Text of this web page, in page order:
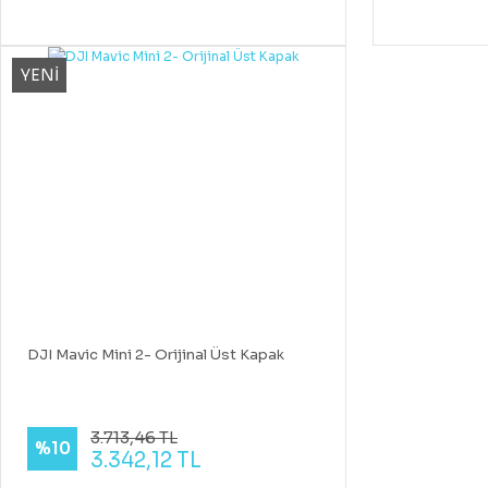
YENİ
DJI Mavic Mini 2- Orijinal Üst Kapak
%10
3.713,46 TL
3.342,12 TL